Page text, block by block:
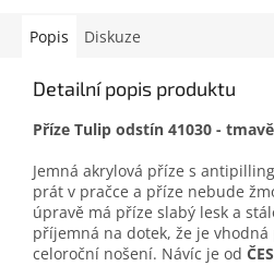
Popis Diskuze
Detailní popis produktu
Příze Tulip odstín 41030 -
Jemná akrylová příze s
prát v pračce a příze nebude
úpravě má příze slabý lesk a
příjemná na dotek, že je
celoroční nošení. Návíc je od